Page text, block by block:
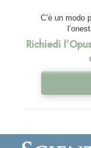
C’è un modo
Richiedi